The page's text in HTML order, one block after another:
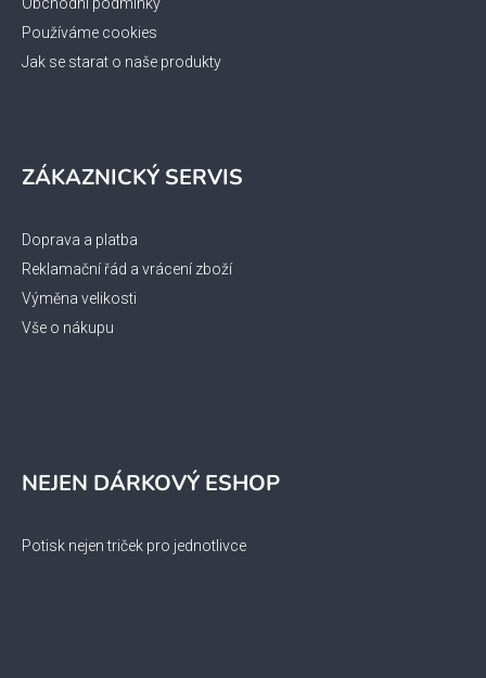
Obchodní podmínky
Používáme cookies
Jak se starat o naše produkty
ZÁKAZNICKÝ SERVIS
Doprava a platba
Reklamační řád a vrácení zboží
Výměna velikosti
Vše o nákupu
NEJEN DÁRKOVÝ ESHOP
Potisk nejen triček pro jednotlivce